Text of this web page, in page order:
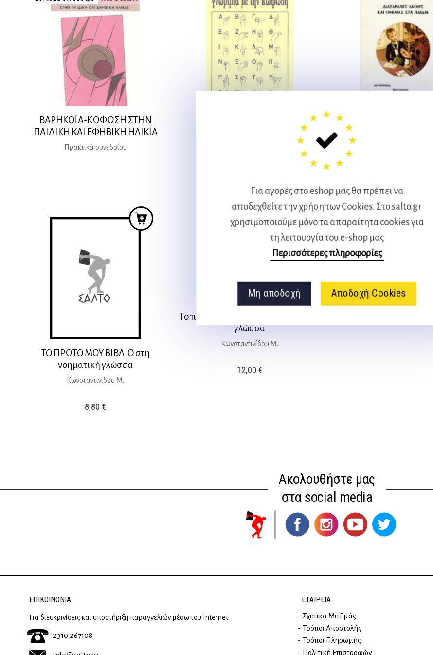
Για αγορές στο eshop μας θα πρέπει να
αποδεχθείτε την χρήση των Cookies. Στο salto.gr
χρησιμοποιούμε μόνο τα απαραίτητα cookies για
τη λειτουργία του e-shop μας
Περισσότερες πληροφορίες
Μη αποδοχή Αποδοχή Cookies
ΒΑΡΗΚΟΪΑ-ΚΩΦΩΣΗ ΣΤΗΝ
ΠΑΙΔΙΚΗ ΚΑΙ ΕΦΗΒΙΚΗ ΗΛΙΚΙΑ
Πρακτικά συνεδρίου
ΔΙΑΤΑΡΑΧΕΣ ΑΚΟΗΣ
Ηλιάδης Θ., Μεταξάς Σ.,
ΤΟ ΠΡΩΤΟ ΜΟΥ ΒΙΒΛΙΟ στη
νοηματική γλώσσα
Κωνσταντινίδου Μ.
8,80€
Το πρώτο μου βιβλίο στη νοηματική
γλώσσα
Κωνσταντινίδου Μ.
12,00 €
Ακολουθήστε μας
στα social media
ΕΠΙΚΟΙΝΩΝΊΑ
Για διευκρινίσεις και υποστήριξη παραγγελιών μέσω του Internet
2310 267108
ΕΤΑΙΡΕΊΑ
Σχετικά Με Εμάς
Τρόποι Αποστολής
Τρόποι Πληρωμής
Πολιτική Επιστροφών